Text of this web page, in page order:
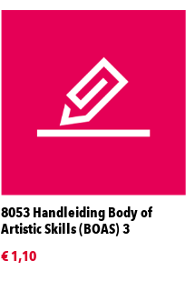
8053 Handleiding Body of
Artistic Skills (BOAS) 3
€ 1,10